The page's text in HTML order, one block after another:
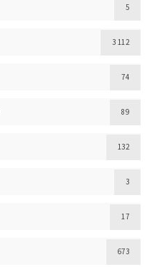
5
3 112
74
89
132
3
17
673